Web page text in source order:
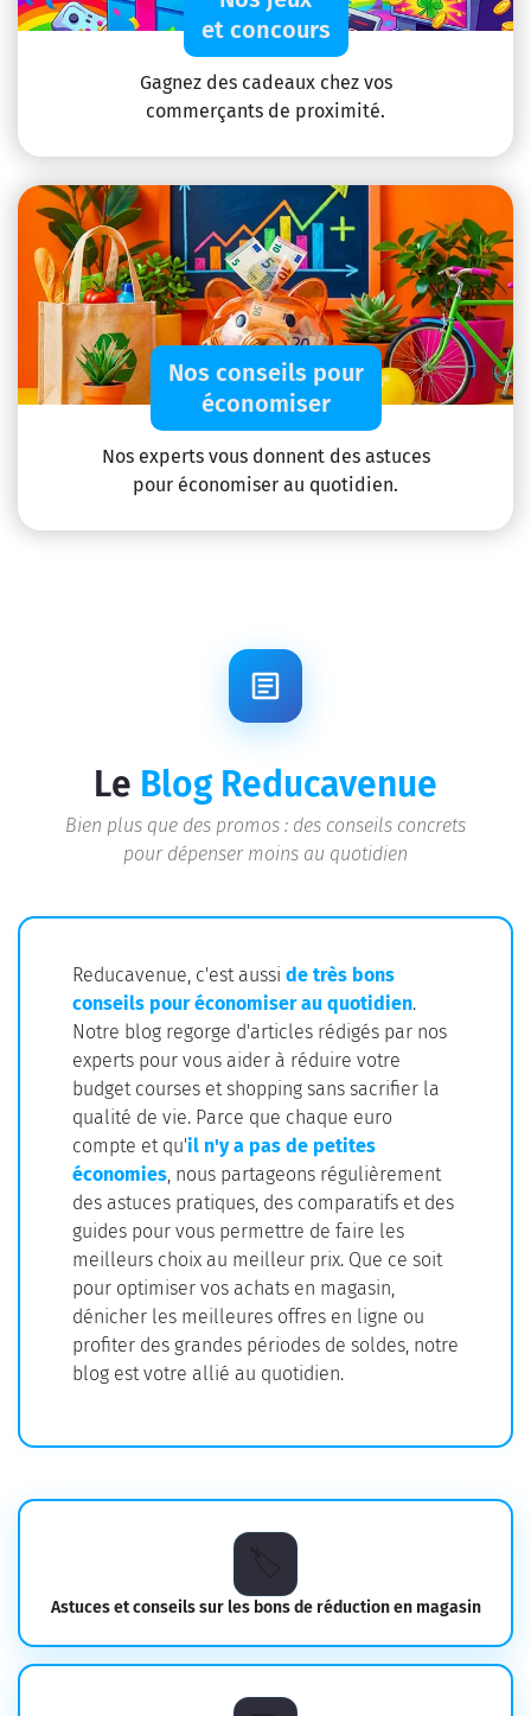
et concours
Gagnez des cadeaux chez vos
commerçants de proximité.
Nos conseils pour
économiser
Nos experts vous donnent des astuces
pour économiser au quotidien.
Le Blog Reducavenue
Bien plus que des promos : des conseils concrets
pour dépenser moins au quotidien
Reducavenue, c'est aussi de très bons
conseils pour économiser au quotidien.
Notre blog regorge d'articles rédigés par nos
experts pour vous aider à réduire votre
budget courses et shopping sans sacrifier la
qualité de vie. Parce que chaque euro
compte et qu'il n'y a pas de petites
économies, nous partageons régulièrement
des astuces pratiques, des comparatifs et des
guides pour vous permettre de faire les
meilleurs choix au meilleur prix. Que ce soit
pour optimiser vos achats en magasin,
dénicher les meilleures offres en ligne ou
profiter des grandes périodes de soldes, notre
blog est votre allié au quotidien.
Astuces et conseils sur les bons de réduction en magasin